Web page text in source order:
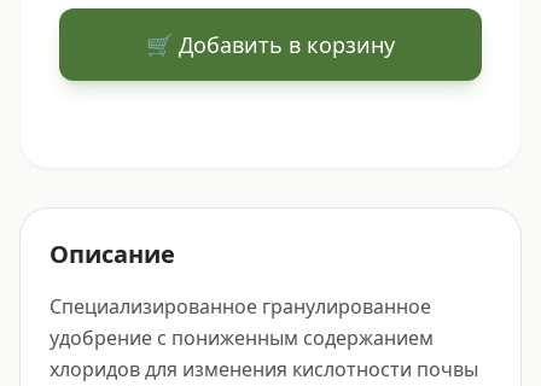
🛒 Добавить в корзину
Описание
Специализированное гранулированное
удобрение с пониженным содержанием
хлоридов для изменения кислотности почвы